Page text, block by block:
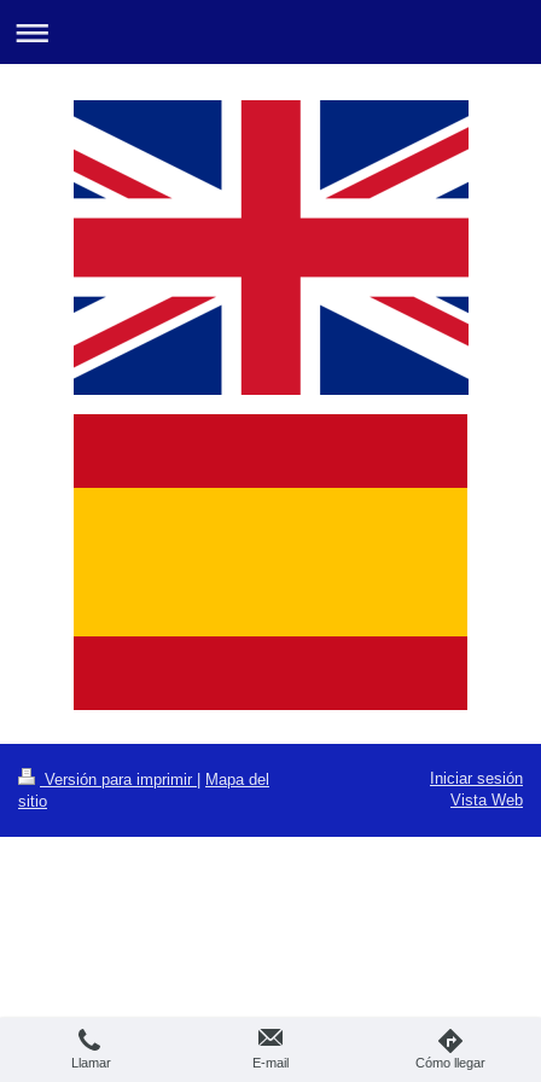
Versión para imprimir
Mapa del
sitio
Iniciar sesión
Vista Web
Llamar E-mail Cómo llegar